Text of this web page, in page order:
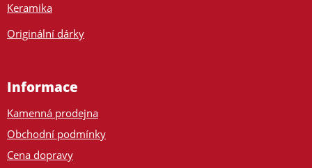
Keramika
Originální dárky
Informace
Kamenná prodejna
Obchodní podmínky
Cena dopravy